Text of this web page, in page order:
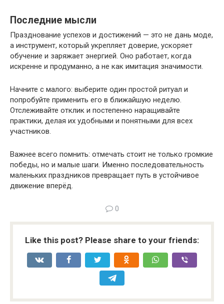
Последние мысли
Празднование успехов и достижений — это не дань моде,
а инструмент, который укрепляет доверие, ускоряет
обучение и заряжает энергией. Оно работает, когда
искренне и продуманно, а не как имитация значимости.
Начните с малого: выберите один простой ритуал и
попробуйте применить его в ближайшую неделю.
Отслеживайте отклик и постепенно наращивайте
практики, делая их удобными и понятными для всех
участников.
Важнее всего помнить: отмечать стоит не только громкие
победы, но и малые шаги. Именно последовательность
маленьких праздников превращает путь в устойчивое
движение вперёд.
0
Like this post? Please share to your friends: